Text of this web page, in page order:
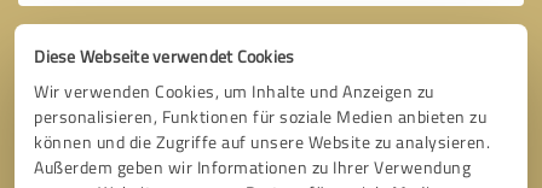
Diese Webseite verwendet Cookies
Wir verwenden Cookies, um Inhalte und Anzeigen zu
personalisieren, Funktionen für soziale Medien anbieten zu
können und die Zugriffe auf unsere Website zu analysieren.
Außerdem geben wir Informationen zu Ihrer Verwendung